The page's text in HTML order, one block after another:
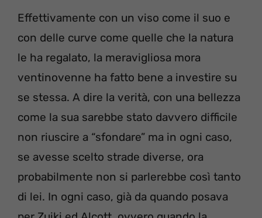
Effettivamente con un viso come il suo e
con delle curve come quelle che la natura
le ha regalato, la meravigliosa mora
ventinovenne ha fatto bene a investire su
se stessa. A dire la verità, con una bellezza
come la sua sarebbe stato davvero difficile
non riuscire a “sfondare” ma in ogni caso,
se avesse scelto strade diverse, ora
probabilmente non si parlerebbe così tanto
di lei. In ogni caso, già da quando posava